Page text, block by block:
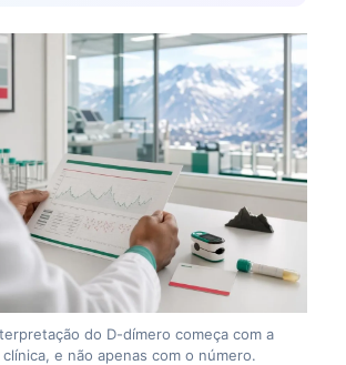
do D-dímero começa com a
e não apenas com o número.